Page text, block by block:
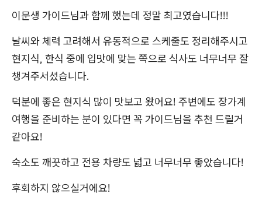
이문생 가이드님과 함께 했는데 정말 최고였습니다!!!
날씨와 체력 고려해서 유동적으로 스케줄도 정리해주시고
현지식, 한식 중에 입맛에 맞는 쪽으로 식사도 너무너무 잘
챙겨주서셨습니다.
덕분에 좋은 현지식 많이 맛보고 왔어요! 주변에도 장가계
여행을 준비하는 분이 있다면 꼭 가이드님을 추천 드릴거
같아요!
숙소도 깨끗하고 전용 차량도 넓고 너무너무 좋았습니다!
후회하지 않으실거에요!